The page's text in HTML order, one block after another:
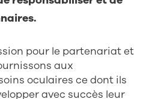
pour le partenariat et
aux
oculaires ce dont ils
avec succès leur